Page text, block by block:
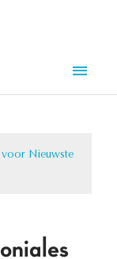
voor Nieuwste